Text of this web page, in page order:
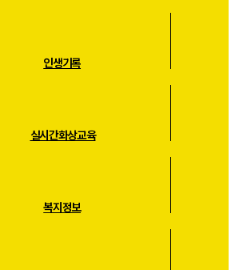
인생기록
실시간화상교육
복지정보